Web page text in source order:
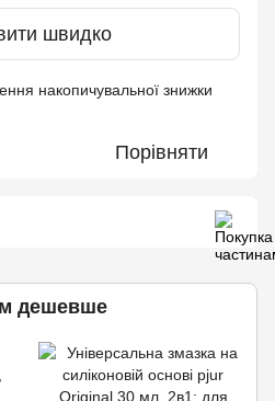
швидко
накопичувальної знижки
Порівняти
дешевше